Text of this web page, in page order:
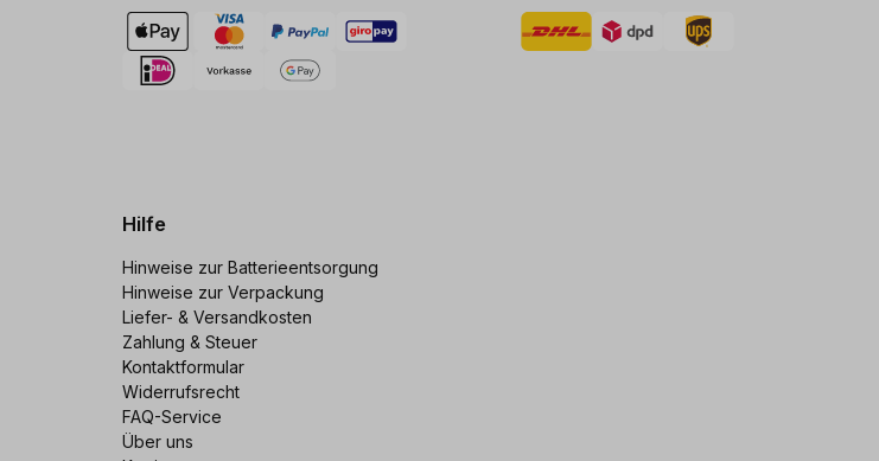
Hilfe
Hinweise zur Batterieentsorgung
Hinweise zur Verpackung
Liefer- & Versandkosten
Zahlung & Steuer
Kontaktformular
Widerrufsrecht
FAQ-Service
Über uns